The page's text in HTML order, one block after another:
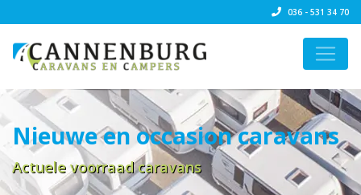
036 - 531 34 70
Nieuwe en occasion caravans
Actuele voorraad caravans